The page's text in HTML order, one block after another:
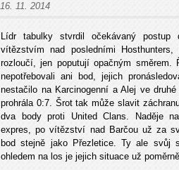
16. 11. 2014
Lídr tabulky stvrdil očekávaný
vítězstvím nad posledními
rozloučí, jen poputují opačným směrem.
nepotřebovali ani bod, jejich
nestačilo na Karcinogenní a Alej ve
prohrála 0:7. Šrot tak může slavit
dva body proti United Clans. Naděje
expres, po vítězství nad Barčou už za
bod stejně jako Přezletice. Ty ale svůj
ohledem na los je jejich situace už